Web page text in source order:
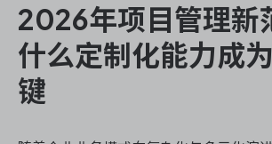
2026年项目管理新
什么定制化能力成
键